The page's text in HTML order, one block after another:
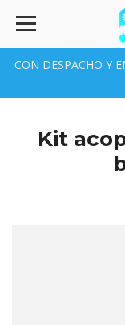
CON DESPACHO Y
Kit